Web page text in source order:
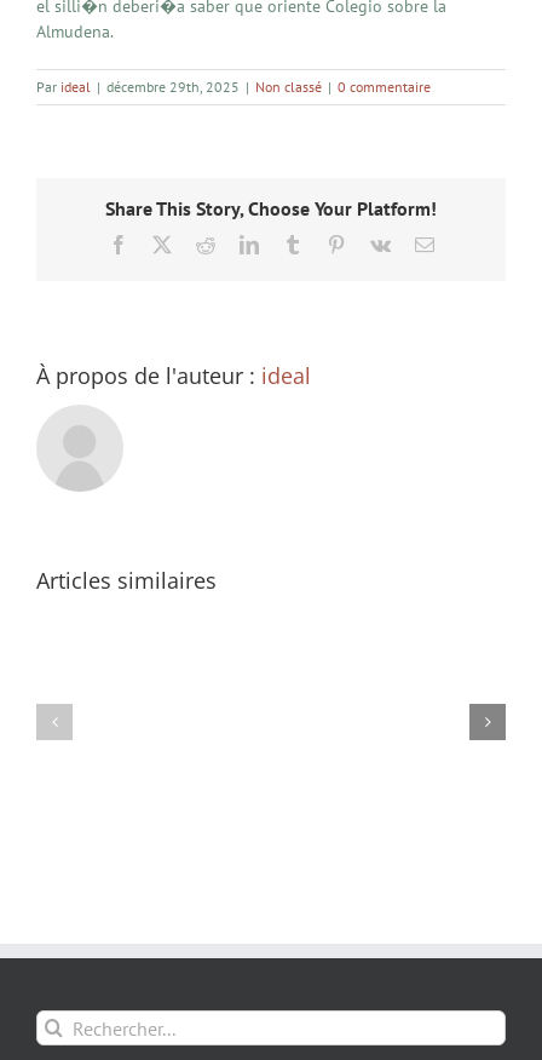
el silli�n deberi�a saber que oriente Colegio sobre la
Almudena.
Par ideal | décembre 29th, 2025 | Non classé | 0 commentaire
Share This Story, Choose Your Platform!
Facebook RedditLinkedInTumblr Pinterest
Vk Email
À propos de l'auteur : ideal
Articles similaires
Rechercher: